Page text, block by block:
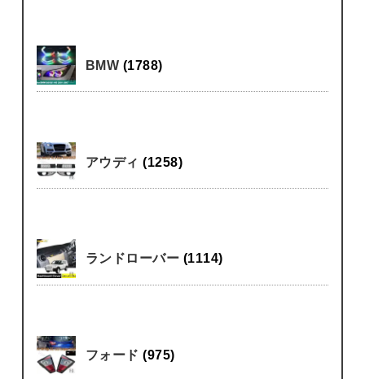
BMW (1788)
アウディ(1258)
ランドローバー (1114)
フォード(975)